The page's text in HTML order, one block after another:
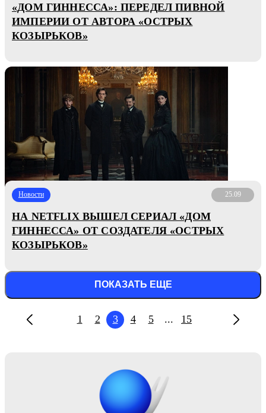
«ДОМ ГИННЕССА»: ПЕРЕДЕЛ ПИВНОЙ
ИМПЕРИИ ОТ АВТОРА «ОСТРЫХ
КОЗЫРЬКОВ»
Новости 25.09
НА NETFLIX ВЫШЕЛ СЕРИАЛ «ДОМ
ГИННЕССА» ОТ СОЗДАТЕЛЯ «ОСТРЫХ
КОЗЫРЬКОВ»
ПОКАЗАТЬ ЕЩЕ
1 2 3 4 5 ... 15